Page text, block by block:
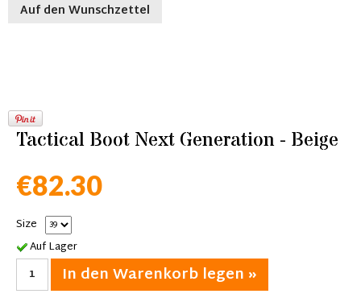
Auf den Wunschzettel
Tactical Boot Next Generation - Beige
€82.30
Size
Auf Lager
In den Warenkorb legen »